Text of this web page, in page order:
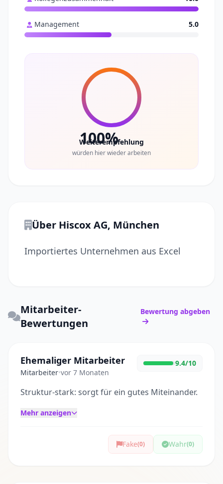
Management 5.0
100%
Weiterempfehlung
würden hier wieder arbeiten
Über Hiscox AG, München
Importiertes Unternehmen aus Excel
Mitarbeiter-
Bewertungen
Bewertung abgeben
Ehemaliger Mitarbeiter
Mitarbeiter•vor 7 Monaten
9.4/10
Struktur-stark: sorgt für ein gutes Miteinander.
Mehr anzeigen
Fake(0) Wahr(0)